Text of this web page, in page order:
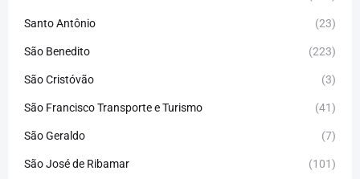
Santo Antônio (23)
São Benedito (223)
São Cristóvão (3)
São Francisco Transporte e Turismo (41)
São Geraldo (7)
São José de Ribamar (101)